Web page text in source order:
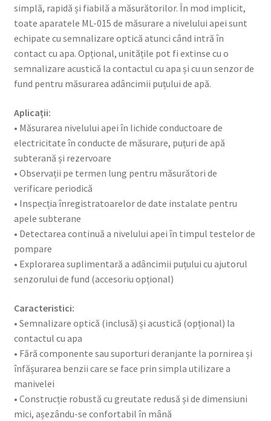
simplă, rapidă și fiabilă a măsurătorilor. În mod implicit,
toate aparatele ML-015 de măsurare a nivelului apei sunt
echipate cu semnalizare optică atunci când intră în
contact cu apa. Opțional, unitățile pot fi extinse cu o
semnalizare acustică la contactul cu apa și cu un senzor de
fund pentru măsurarea adâncimii puțului de apă.
Aplicații:
• Măsurarea nivelului apei în lichide conductoare de
electricitate în conducte de măsurare, puțuri de apă
subterană și rezervoare
• Observații pe termen lung pentru măsurători de
verificare periodică
• Inspecția înregistratoarelor de date instalate pentru
apele subterane
• Detectarea continuă a nivelului apei în timpul testelor de
pompare
• Explorarea suplimentară a adâncimii puțului cu ajutorul
senzorului de fund (accesoriu opțional)
Caracteristici:
• Semnalizare optică (inclusă) și acustică (opțional) la
contactul cu apa
• Fără componente sau suporturi deranjante la pornirea și
înfășurarea benzii care se face prin simpla utilizare a
manivelei
• Construcție robustă cu greutate redusă și de dimensiuni
mici, așezându-se confortabil în mână